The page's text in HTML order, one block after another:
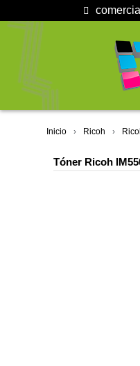
Inicio Ricoh
Tóner Ricoh